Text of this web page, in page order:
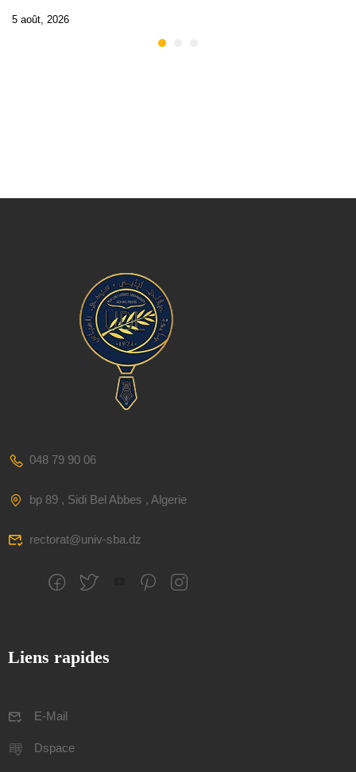
5 août, 2026
048 79 90 06
bp 89 , Sidi Bel Abbes , Algerie
rectorat@univ-sba.dz
Liens rapides
E-Mail
Dspace